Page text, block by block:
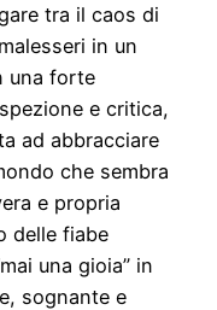
tra il caos di
in un
una forte
e critica,
ad abbracciare
che sembra
e propria
delle fiabe
una gioia” in
sognante e